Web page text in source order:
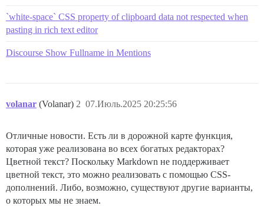
`white-space` CSS property of clipboard data not respected when
pasting in rich text editor
Discourse Show Fullname in Mentions
volanar (Volanar) 07.Июль.2025 20:25:56
2
Отличные новости. Есть ли в дорожной карте функция,
которая уже реализована во всех богатых редакторах?
Цветной текст? Поскольку Markdown не поддерживает
цветной текст, это можно реализовать с помощью CSS-
дополнений. Либо, возможно, существуют другие варианты,
о которых мы не знаем.